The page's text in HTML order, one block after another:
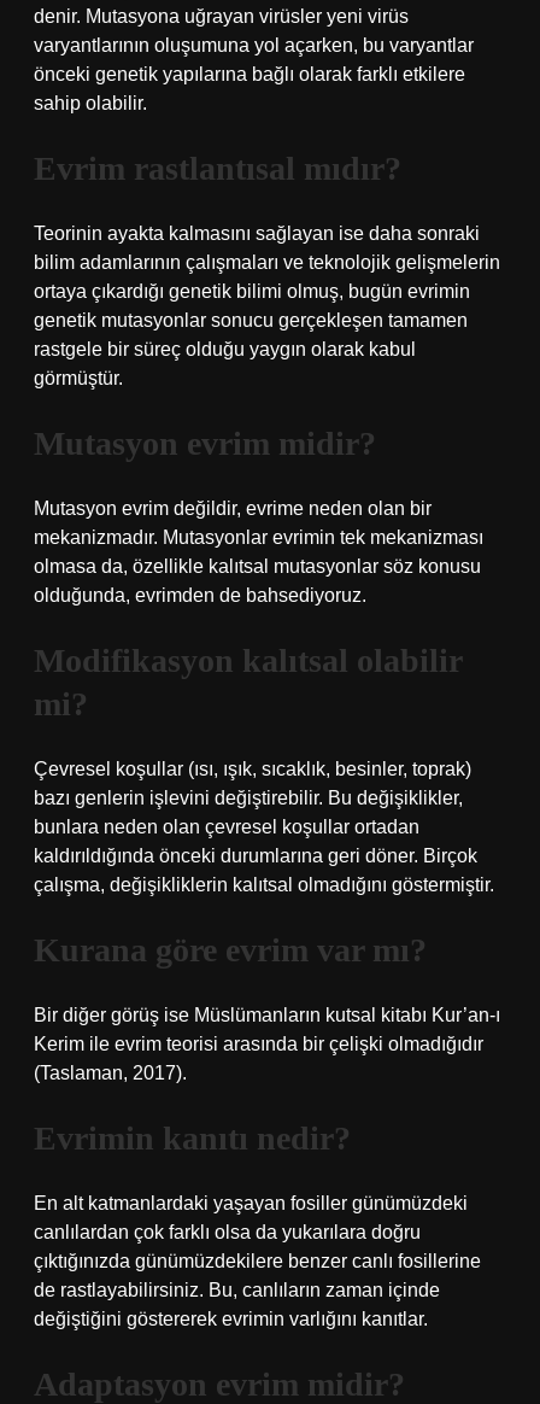
denir. Mutasyona uğrayan virüsler yeni virüs
varyantlarının oluşumuna yol açarken, bu varyantlar
önceki genetik yapılarına bağlı olarak farklı etkilere
sahip olabilir.
Evrim rastlantısal mıdır?
Teorinin ayakta kalmasını sağlayan ise daha sonraki
bilim adamlarının çalışmaları ve teknolojik gelişmelerin
ortaya çıkardığı genetik bilimi olmuş, bugün evrimin
genetik mutasyonlar sonucu gerçekleşen tamamen
rastgele bir süreç olduğu yaygın olarak kabul
görmüştür.
Mutasyon evrim midir?
Mutasyon evrim değildir, evrime neden olan bir
mekanizmadır. Mutasyonlar evrimin tek mekanizması
olmasa da, özellikle kalıtsal mutasyonlar söz konusu
olduğunda, evrimden de bahsediyoruz.
Modifikasyon kalıtsal olabilir
mi?
Çevresel koşullar (ısı, ışık, sıcaklık, besinler, toprak)
bazı genlerin işlevini değiştirebilir. Bu değişiklikler,
bunlara neden olan çevresel koşullar ortadan
kaldırıldığında önceki durumlarına geri döner. Birçok
çalışma, değişikliklerin kalıtsal olmadığını göstermiştir.
Kurana göre evrim var mı?
Bir diğer görüş ise Müslümanların kutsal kitabı Kur’an-ı
Kerim ile evrim teorisi arasında bir çelişki olmadığıdır
(Taslaman, 2017).
Evrimin kanıtı nedir?
En alt katmanlardaki yaşayan fosiller günümüzdeki
canlılardan çok farklı olsa da yukarılara doğru
çıktığınızda günümüzdekilere benzer canlı fosillerine
de rastlayabilirsiniz. Bu, canlıların zaman içinde
değiştiğini göstererek evrimin varlığını kanıtlar.
Adaptasyon evrim midir?